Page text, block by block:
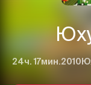
24ч. 17мин.2010